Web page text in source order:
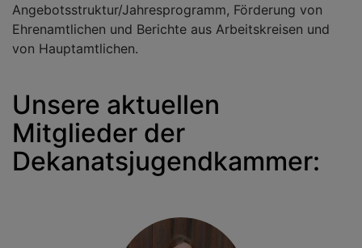
Angebotsstruktur/Jahresprogramm, Förderung von
Ehrenamtlichen und Berichte aus Arbeitskreisen und
von Hauptamtlichen.
Unsere aktuellen
Mitglieder der
Dekanatsjugendkammer: